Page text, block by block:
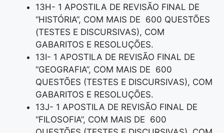
13H- 1 APOSTILA DE REVISÃO FINAL DE
“HISTÓRIA”, COM MAIS DE 600 QUESTÕES
(TESTES E DISCURSIVAS), COM
GABARITOS E RESOLUÇÕES.
13I- 1 APOSTILA DE REVISÃO FINAL DE
“GEOGRAFIA”, COM MAIS DE 600
QUESTÕES (TESTES E DISCURSIVAS), COM
GABARITOS E RESOLUÇÕES.
13J- 1 APOSTILA DE REVISÃO FINAL DE
“FILOSOFIA”, COM MAIS DE 600